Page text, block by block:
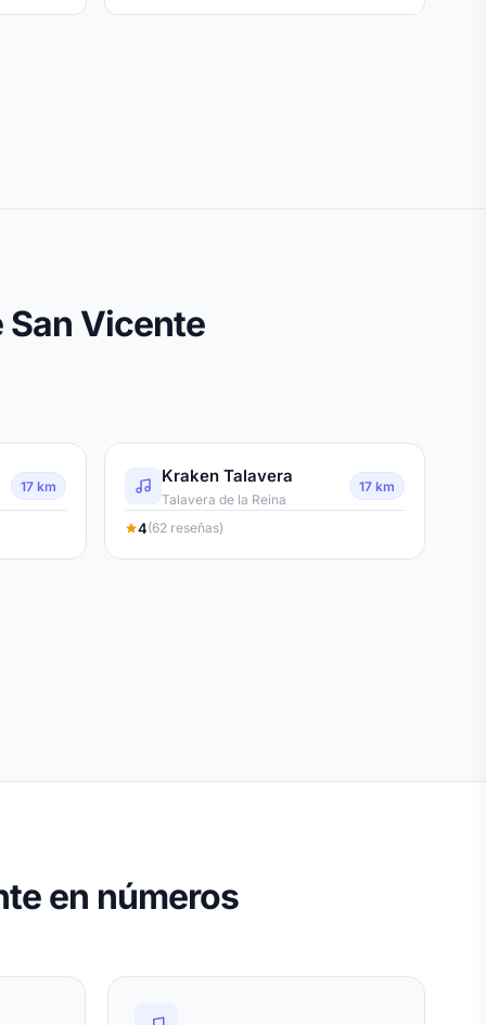
Vicente
17 km
Kraken Talavera
Talavera de la Reina
17 km
4(62 reseñas)
en números